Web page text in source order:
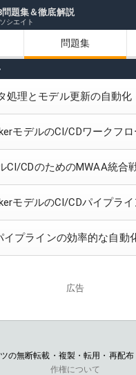
題集＆徹底解説
シエイト
問題集
処理とモデル更新の自動化
モデルのCI/CDワークフ
CI/CDのためのMWAA統合
モデルのCI/CDパイプラ
イプラインの効率的な自動
広告
の無断転載・複製・転用・再配布
作権について